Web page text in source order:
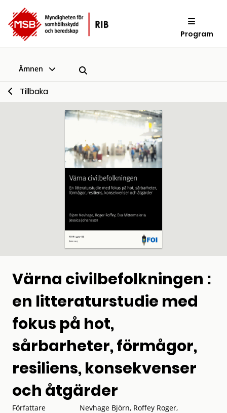
Program
Ämnen
Tillbaka
Värna civilbefolkningen :
en litteraturstudie med
fokus på hot,
sårbarheter, förmågor,
resiliens, konsekvenser
och åtgärder
Författare
Nevhage Björn, Roffey Roger,